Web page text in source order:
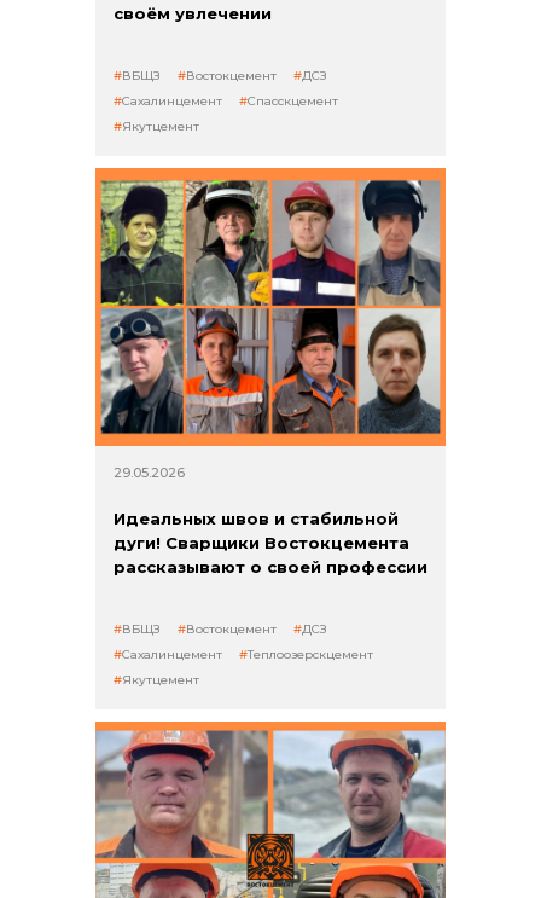
+7 (423) 234 50 50
info@vostokcement.ru
своём увлечении
ВБЩЗ Востокцемент
ДСЗ
Сахалинцемент
Спасскцемент
Якутцемент
29.05.2026
Идеальных швов и стабильной
дуги! Сварщики Востокцемента
рассказывают о своей профессии
ВБЩЗ Востокцемент
ДСЗ
Сахалинцемент
Теплоозерскцемент
Якутцемент